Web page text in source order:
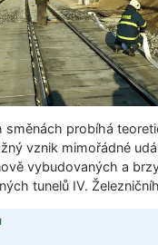
směnách probíhá
vznik mimořádné
vybudovaných a
tunelů IV.